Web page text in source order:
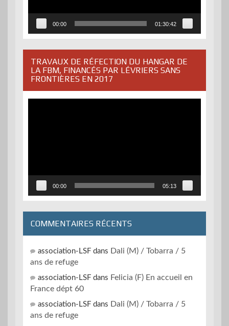
00:00 01:30:42
TRAVAUX DE RÉFECTION DU HANGAR DE
LA FBM, FINANCÉS PAR LÉVRIERS SANS
FRONTIÈRES EN 2017
00:00 05:13
COMMENTAIRES RÉCENTS
association-LSF dans Dali (M) / Tobarra / 5
ans de refuge
association-LSF dans Felicia (F) En accueil en
France dépt 60
association-LSF dans Dali (M) / Tobarra / 5
ans de refuge